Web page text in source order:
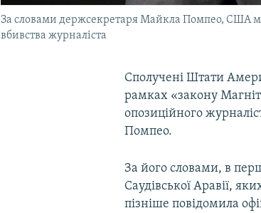
За словами держсекретаря Майкла Помпео, США
вбивства журналіста
Сполучені Штати
рамках «закону
опозиційного
Помпео.
За його словами, в
Саудівської Аравії,
пізніше повідомила